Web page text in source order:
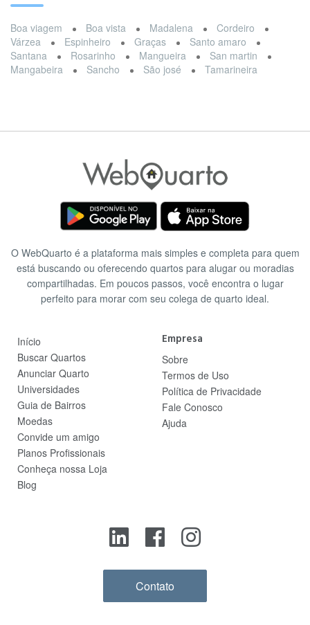
Boa viagem Boa vista Madalena
Cordeiro
Várzea
Espinheiro Graças
Santo amaro
Santana
Rosarinho Mangueira
San martin
Mangabeira
Sancho São josé Tamarineira
O WebQuarto é a plataforma mais simples e completa para quem
está buscando ou oferecendo quartos para alugar ou moradias
compartilhadas. Em poucos passos, você encontra o lugar
perfeito para morar com seu colega de quarto ideal.
Início
Buscar Quartos
Anunciar Quarto
Universidades
Guia de Bairros
Moedas
Convide um amigo
Planos Profissionais
Conheça nossa Loja
Blog
Empresa
Sobre
Termos de Uso
Política de Privacidade
Fale Conosco
Ajuda
Contato